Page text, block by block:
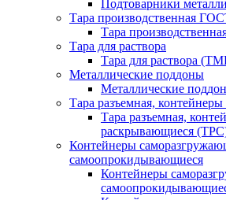
Подтоварники
Тара производственная
Тара
Тара для раствора
Тара для раствора
Металлические поддоны
Металлические
Тара разъемная,
Тара разъемная,
раскрывающиеся
Контейнеры
самоопрокидывающиеся
Контейнеры